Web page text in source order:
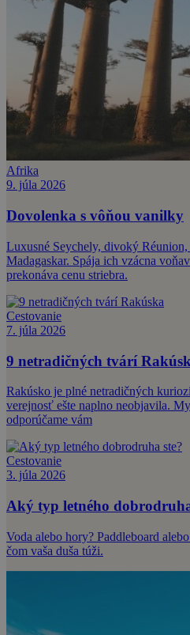
Afrika
9. júla 2026
Dovolenka s vôňou vanilky
Luxusné Seychely, divoký
Madagaskar. Spája ich vzácna
prekonáva cenu striebra.
Cestovanie
7. júla 2026
9 netradičných tvárí
Rakúsko je plné netradičných
verejnosť ešte naplno neobjavila.
odporúčame vám
Cestovanie
3. júla 2026
Aký typ letného
Voda alebo hory? Paddleboard
čom vaša duša túži.